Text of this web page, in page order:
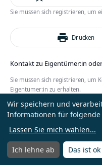
Menü
Sie müssen sich registrieren, um
print Drucken
Kontakt zu Eigentümer:in
Sie müssen sich registrieren, um
Eigentümer:in zu erhalten.
Anmelden oder
Wir speichern und
Informationen für folgende
Lassen Sie mich wählen...
Ich lehne ab Das ist ok